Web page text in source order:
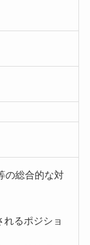
の総合的な対
れるポジショ